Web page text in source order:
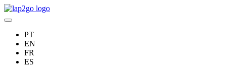
PT
EN
FR
ES